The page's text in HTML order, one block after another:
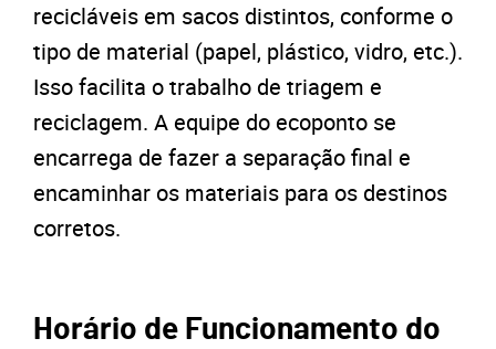
recicláveis em sacos distintos, conforme o
tipo de material (papel, plástico, vidro, etc.).
Isso facilita o trabalho de triagem e
reciclagem. A equipe do ecoponto se
encarrega de fazer a separação final e
encaminhar os materiais para os destinos
corretos.
Horário de Funcionamento do